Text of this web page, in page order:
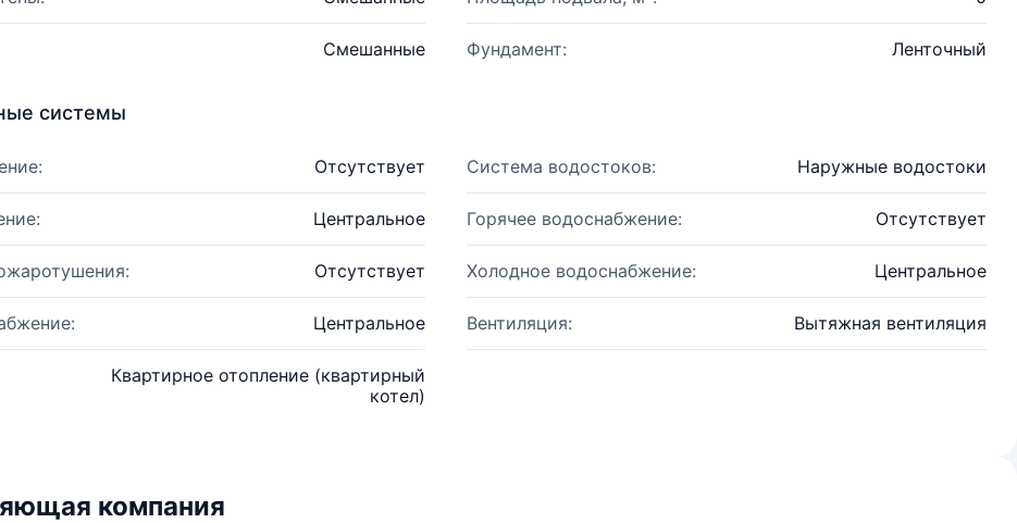
Смешанные Фундамент: Ленточный
системы
Отсутствует Система водостоков: Наружные водостоки
Центральное Горячее водоснабжение: Отсутствует
Отсутствует Холодное водоснабжение: Центральное
Центральное Вентиляция: Вытяжная вентиляция
Квартирное отопление (квартирный
котел)
компания